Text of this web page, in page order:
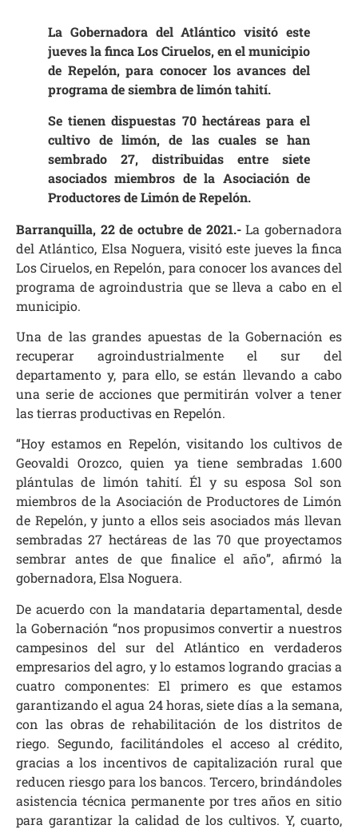
La Gobernadora del Atlántico visitó este
jueves la finca Los Ciruelos, en el municipio
de Repelón, para conocer los avances del
programa de siembra de limón tahití.
Se tienen dispuestas 70 hectáreas para el
cultivo de limón, de las cuales se han
sembrado 27, distribuidas entre siete
asociados miembros de la Asociación de
Productores de Limón de Repelón.
Barranquilla, 22 de octubre de 2021.-La gobernadora
del Atlántico, Elsa Noguera, visitó este jueves la finca
Los Ciruelos, en Repelón, para conocer los avances del
programa de agroindustria que se lleva a cabo en el
municipio.
Una de las grandes apuestas de la Gobernación es
recuperar agroindustrialmente el sur del
departamento y, para ello, se están llevando a cabo
una serie de acciones que permitirán volver a tener
las tierras productivas en Repelón.
“Hoy estamos en Repelón, visitando los cultivos de
Geovaldi Orozco, quien ya tiene sembradas 1.600
plántulas de limón tahití. Él y su esposa Sol son
miembros de la Asociación de Productores de Limón
de Repelón, y junto a ellos seis asociados más llevan
sembradas 27 hectáreas de las 70 que proyectamos
sembrar antes de que finalice el año”, afirmó la
gobernadora, Elsa Noguera.
De acuerdo con la mandataria departamental, desde
la Gobernación “nos propusimos convertir a nuestros
campesinos del sur del Atlántico en verdaderos
empresarios del agro, y lo estamos logrando gracias a
cuatro componentes: El primero es que estamos
garantizando el agua 24 horas, siete días a la semana,
con las obras de rehabilitación de los distritos de
riego. Segundo, facilitándoles el acceso al crédito,
gracias a los incentivos de capitalización rural que
reducen riesgo para los bancos. Tercero, brindándoles
asistencia técnica permanente por tres años en sitio
para garantizar la calidad de los cultivos. Y, cuarto,